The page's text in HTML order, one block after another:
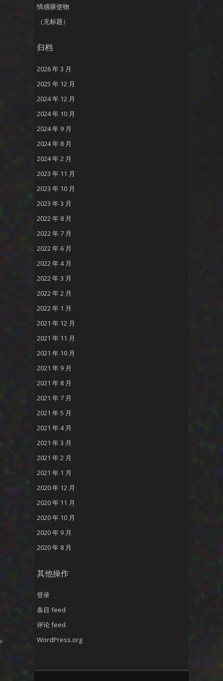
情感驱使物
（无标题）
归档
2026 年 3 月
2025 年 12 月
2024 年 12 月
2024 年 10 月
2024 年 9 月
2024 年 8 月
2024 年 2 月
2023 年 11 月
2023 年 10 月
2023 年 3 月
2022 年 8 月
2022 年 7 月
2022 年 6 月
2022 年 4 月
2022 年 3 月
2022 年 2 月
2022 年 1 月
2021 年 12 月
2021 年 11 月
2021 年 10 月
2021 年 9 月
2021 年 8 月
2021 年 7 月
2021 年 5 月
2021 年 4 月
2021 年 3 月
2021 年 2 月
2021 年 1 月
2020 年 12 月
2020 年 11 月
2020 年 10 月
2020 年 9 月
2020 年 8 月
其他操作
登录
条目 feed
评论 feed
WordPress.org